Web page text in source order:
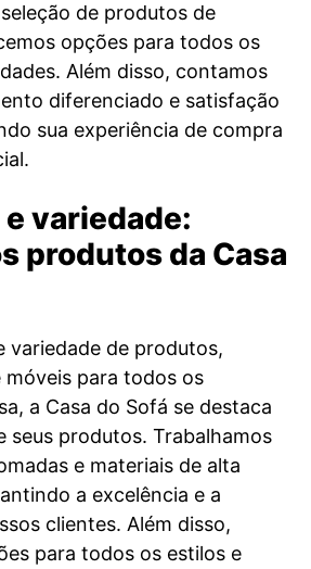
de produtos de
opções para todos os
Além disso, contamos
diferenciado e satisfação
sua experiência de compra
variedade:
produtos da Casa
variedade de produtos,
móveis para todos os
a Casa do Sofá se destaca
seus produtos. Trabalhamos
e materiais de alta
a excelência e a
clientes. Além disso,
para todos os estilos e